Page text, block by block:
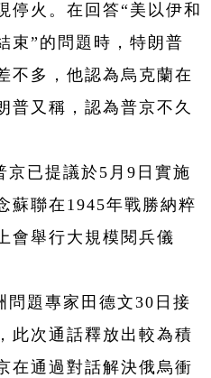
停火。在回答“美以伊和
束”的問題時，特朗普
不多，他認為烏克蘭在
普又稱，認為普京不久
京已提議於5月9日實施
蘇聯在1945年戰勝納粹
會舉行大規模閱兵儀
問題專家田德文30日接
此次通話釋放出較為積
在通過對話解決俄烏衝